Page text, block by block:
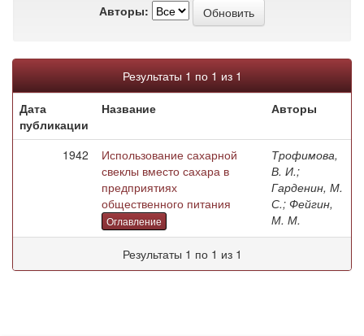
Авторы:
Результаты 1 по 1 из 1
Дата
публикации
Название Авторы
1942
Использование сахарной
свеклы вместо сахара в
предприятиях
общественного питания
Оглавление
Трофимова,
В. И.;
Гарденин, М.
С.; Фейгин,
М. М.
Результаты 1 по 1 из 1